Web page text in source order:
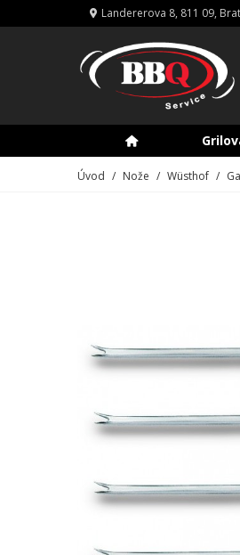
Landererova 8, 811 09,
Úvod / Nože / Wüsthof /